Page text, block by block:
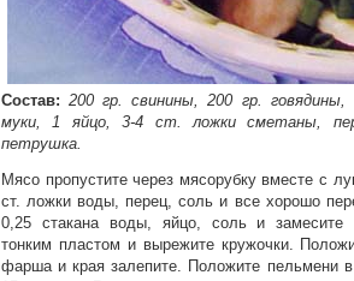
Состав:200 гр. свинины, 200 гр. говядины,
муки, 1 яйцо, 3-4 ст. ложки сметаны,
петрушка.
Мясо пропустите через мясорубку вместе с
ст. ложки воды, перец, соль и все хорошо
0,25 стакана воды, яйцо, соль и замесите
тонким пластом и вырежите кружочки.
фарша и края залепите. Положите пельмени в